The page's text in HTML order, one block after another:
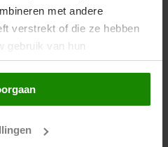
met andere
verstrekt of die ze hebben
gebruik van hun
te klikken of